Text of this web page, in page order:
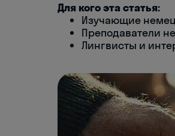
Для кого эта статья:
Изучающие
Преподаватели
Лингвисты и